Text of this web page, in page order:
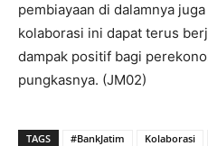
pembiayaan di dalamnya
kolaborasi ini dapat terus
dampak positif bagi
pungkasnya. (JM02)
TAGS #BankJatim Kolaborasi